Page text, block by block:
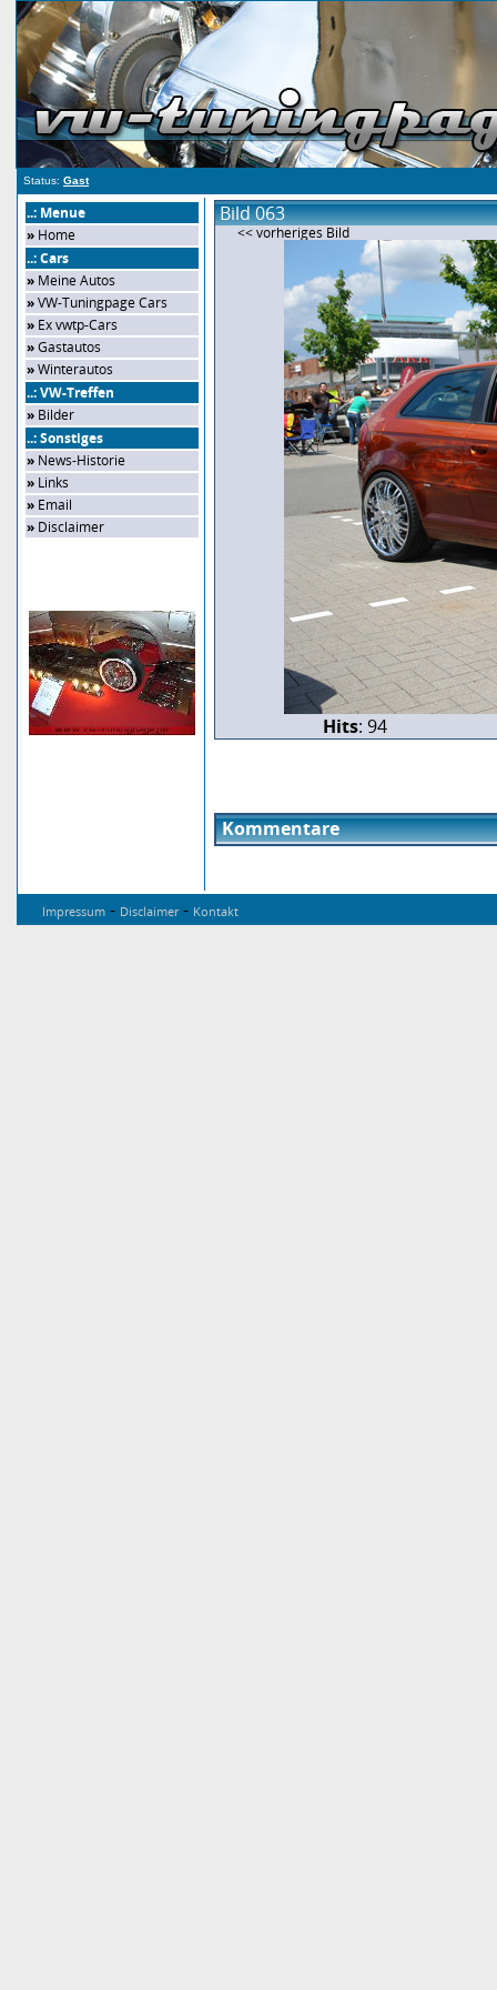
Status: Gast
..: Menue
» Home
..: Cars
» Meine Autos
»VW-Tuningpage Cars
» Ex vwtp-Cars
»Gastautos
»Winterautos
..: VW-Treffen
» Bilder
..: Sonstiges
» News-Historie
» Links
» Email
» Disclaimer
Bild 063
<< vorheriges Bild
Hits: 94
Kommentare
Impressum - Disclaimer- Kontakt